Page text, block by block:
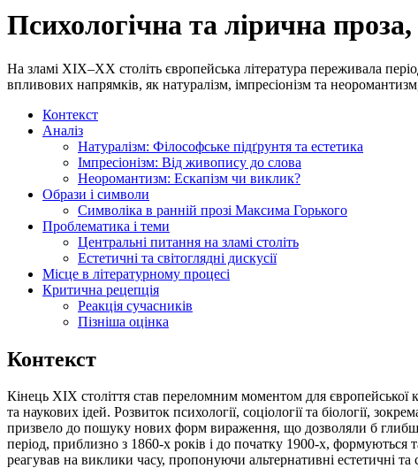
Психологічна та лірична проза,
На зламі XIX–XX століть європейська література переживала
впливових напрямків, як натуралізм, імпресіонізм та
Контекст
Аналіз
Натуралізм: Філософське підґрунтя та естетика
Імпресіонізм: Від живопису до слова
Неоромантизм: Ескапізм чи виклик?
Образи і символи
Символіка в ранній прозі Максима Горького
Проблематика і теми
Центральні питання на зламі століть
Естетичні та світоглядні дискусії
Місце в літературному процесі
Критична рецепція
Реакція сучасників
Пізніша оцінка
Контекст
Кінець XIX століття став переломним моментом для європейської
та наукових ідей. Розвиток психології, соціології та біології,
призвело до пошуку нових форм вираження, що дозволяли б глибше
період, приблизно з 1860-х років і до початку 1900-х, формуються
реагував на виклики часу, пропонуючи альтернативні естетичні